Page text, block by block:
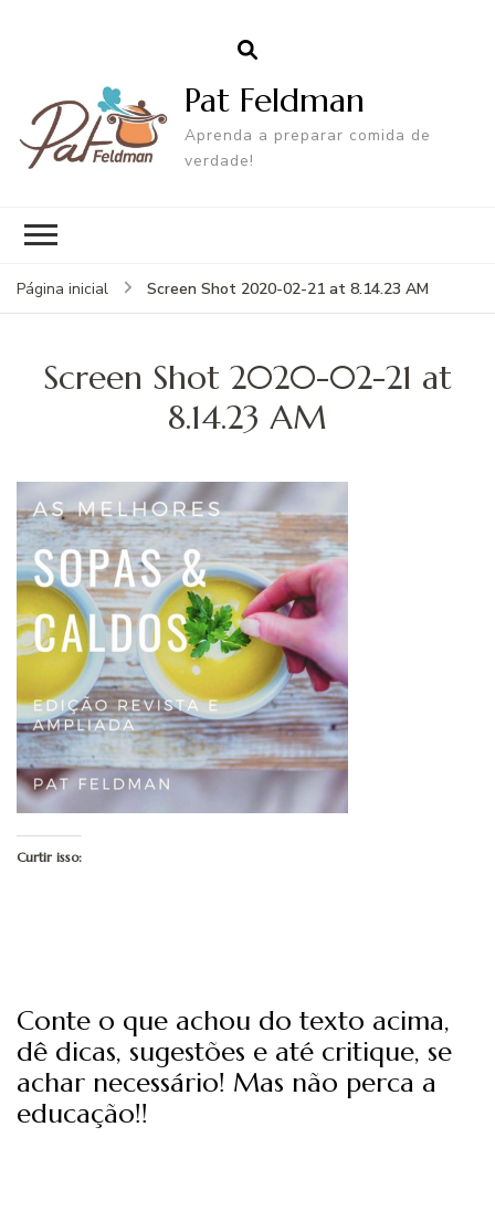
Pat Feldman
Aprenda a preparar comida de
verdade!
Página inicial Screen Shot 2020-02-21 at 8.14.23 AM
Screen Shot 2020-02-21 at
8.14.23 AM
Curtir isso:
Conte o que achou do texto acima,
dê dicas, sugestões e até critique, se
achar necessário! Mas não perca a
educação!!